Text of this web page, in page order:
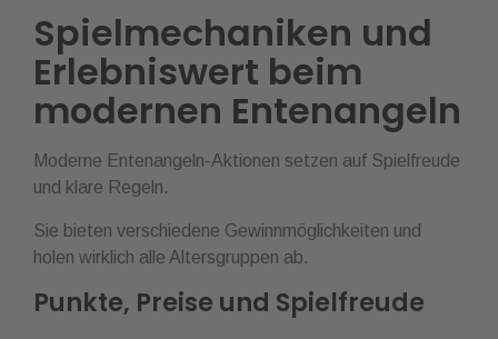
Spielmechaniken und
Erlebniswert beim
modernen Entenangeln
Moderne Entenangeln-Aktionen setzen auf Spielfreude
und klare Regeln.
Sie bieten verschiedene Gewinnmöglichkeiten und
holen wirklich alle Altersgruppen ab.
Punkte, Preise und Spielfreude